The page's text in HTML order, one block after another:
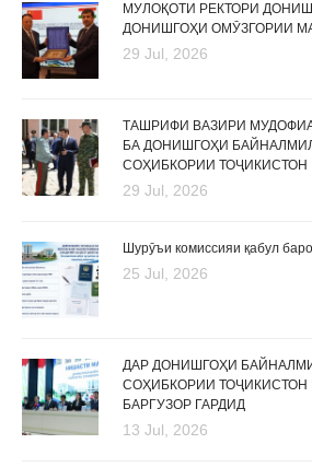
МУЛОҚОТИ РЕКТОРИ
ДОНИШГОҲИ ОМӮЗГОРИИ
29 Jul, 2026
ТАШРИФИ ВАЗИРИ
БА ДОНИШГОҲИ
СОҲИБКОРИИ ТОҶИКИСТОН
29 Jul, 2026
Шурӯъи комиссияи қабул
25 Jul, 2026
ДАР ДОНИШГОҲИ
СОҲИБКОРИИ
БАРГУЗОР ГАРДИД
13 Jul, 2026